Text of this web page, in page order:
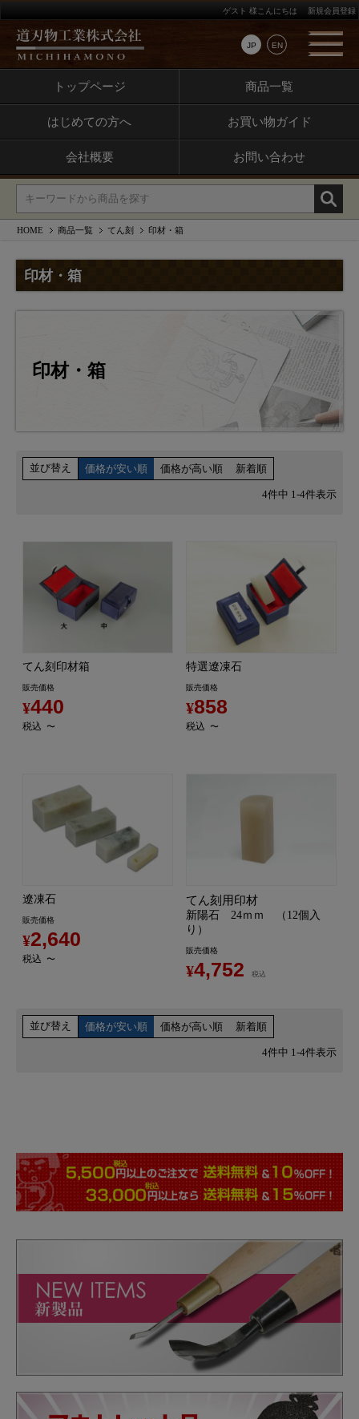
JP EN
ゲスト 様こんにちは 新規会員登録
トップページ 商品一覧
はじめての方へ お買い物ガイド
会社概要 お問い合わせ
HOME 商品一覧 てん刻 印材・箱
印材・箱
印材・箱
並び替え 価格が安い順 価格が高い順 新着順
4件中 1 -4件表示
てん刻印材箱
販売価格
¥440
税込 〜
特選遼凍石
販売価格
¥858
税込 〜
遼凍石
販売価格
¥2,640
税込 〜
てん刻用印材
新陽石 24ｍｍ （12個入
り）
販売価格
¥4,752 税込
並び替え 価格が安い順 価格が高い順 新着順
4件中 1 -4件表示